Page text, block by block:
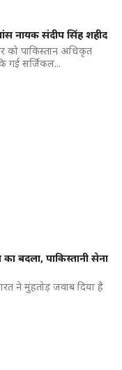
नायक संदीप सिंह शहीद
को पाकिस्तान अधिकृत
गई सर्जिकल...
बदला, पाकिस्तानी सेना
ने मुंहतोड़ जवाब दिया है